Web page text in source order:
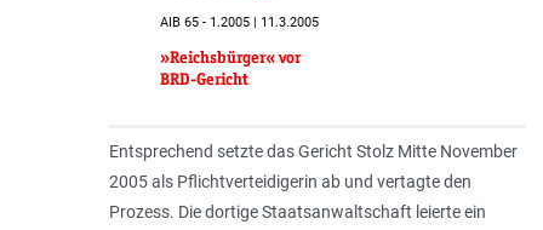
AIB 65 - 1.2005 | 11.3.2005
»Reichsbürger« vor
BRD-Gericht
Entsprechend setzte das Gericht Stolz Mitte November
2005 als Pflichtverteidigerin ab und vertagte den
Prozess. Die dortige Staatsanwaltschaft leierte ein